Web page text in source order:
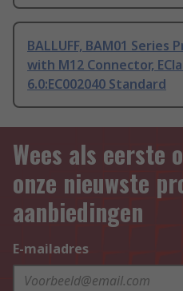
BALLUFF, BAM01
with M12 Connector,
6.0:EC002040 Standard
Wees als eerste
onze nieuwste
aanbiedingen
E-mailadres